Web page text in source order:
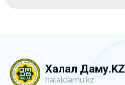
Халал Даму.KZ
halaldamu.kz